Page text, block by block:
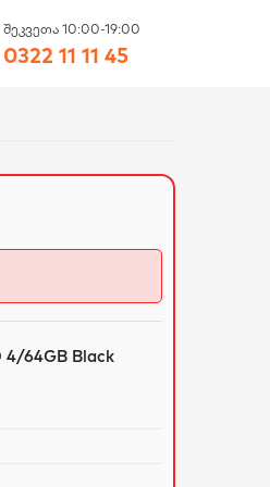
შეკვეთა 10:00-19:00
0322 11 11 45
4/64GB Black